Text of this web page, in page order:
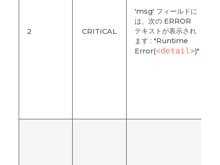
2 CRITICAL
'msg' フィールドに
は、次の ERROR
テキストが表示され
ます : "Runtime
Error(<detail>)"